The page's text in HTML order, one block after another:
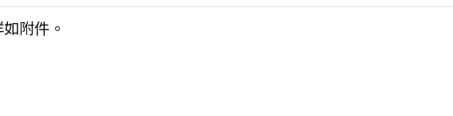
附件。